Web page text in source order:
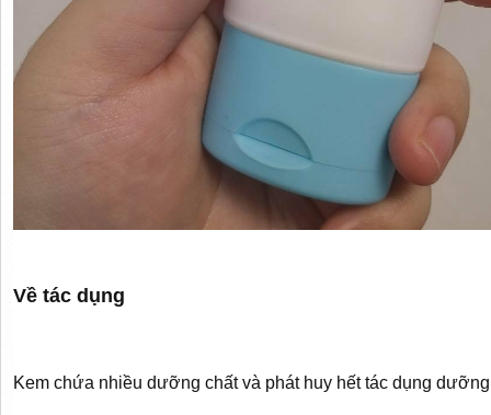
Về tác dụng
Kem chứa nhiều dưỡng chất và phát huy hết tác dụng